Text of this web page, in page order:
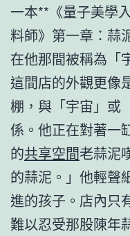
一本**《量子美學
料師》第一章：蒜
在他那間被稱為「
這間店的外觀更像
棚，與「宇宙」或
係。他正在對著一
的共享空間老蒜泥
的蒜泥。」他輕聲
進的孩子。店內只
難以忍受那股陳年